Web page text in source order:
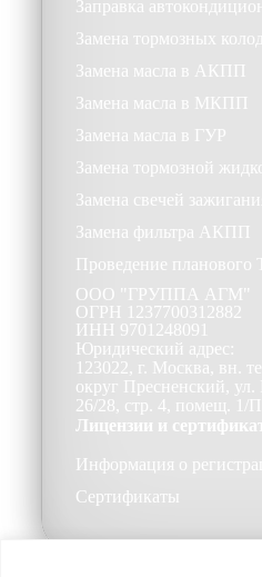
Заправка
Замена тормозных
Замена масла в АКПП
Замена масла в МКПП
Замена масла в ГУР
Замена тормозной
Замена свечей
Замена фильтра АКПП
Проведение планового
ООО "ГРУППА АГМ"
ОГРН
1237700312882
9701248091
Юридический адрес:
123022, г. Москва, вн.
округ Пресненский, ул.
26/28, стр. 4, помещ. 1/П
Лицензии и
Информация о
Сертификаты